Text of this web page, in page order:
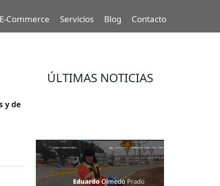
E-Commerce Servicios Blog Contacto
y de
ÚLTIMAS NOTICIAS